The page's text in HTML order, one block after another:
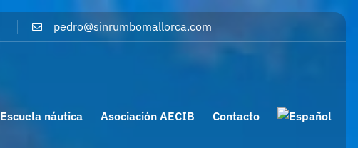
pedro@sinrumbomallorca.com
Escuela náutica Asociación AECIB Contacto